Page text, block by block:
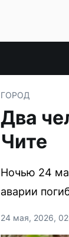
ГОРОД
Два
Чите
Ночью 24
аварии
24 мая, 2026,